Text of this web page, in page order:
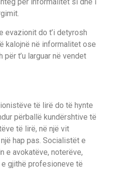
për informalitet si dhe i
evazionit do t’i detyrosh
kalojnë në informalitet ose
për t’u larguar në vendet
të lirë do të hynte
përballë kundërshtive të
të lirë, në një vit
hap pas. Socialistët e
e avokatëve, noterëve,
gjithë profesioneve të